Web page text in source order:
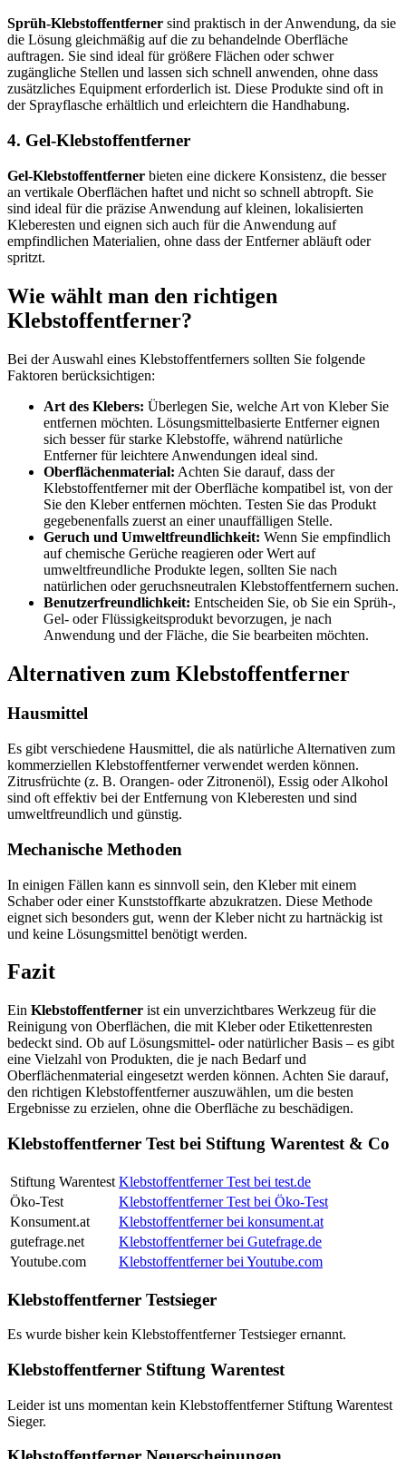
Sprüh-Klebstoffentferner sind praktisch in der Anwendung, da sie
die Lösung gleichmäßig auf die zu behandelnde Oberfläche
auftragen. Sie sind ideal für größere Flächen oder schwer
zugängliche Stellen und lassen sich schnell anwenden, ohne dass
zusätzliches Equipment erforderlich ist. Diese Produkte sind oft in
der Sprayflasche erhältlich und erleichtern die Handhabung.
4. Gel-Klebstoffentferner
Gel-Klebstoffentferner bieten eine dickere Konsistenz, die besser
an vertikale Oberflächen haftet und nicht so schnell abtropft. Sie
sind ideal für die präzise Anwendung auf kleinen, lokalisierten
Kleberesten und eignen sich auch für die Anwendung auf
empfindlichen Materialien, ohne dass der Entferner abläuft oder
spritzt.
Wie wählt man den richtigen
Klebstoffentferner?
Bei der Auswahl eines Klebstoffentferners sollten Sie folgende
Faktoren berücksichtigen:
Art des Klebers: Überlegen Sie, welche Art von Kleber Sie
entfernen möchten. Lösungsmittelbasierte Entferner eignen
sich besser für starke Klebstoffe, während natürliche
Entferner für leichtere Anwendungen ideal sind.
Oberflächenmaterial: Achten Sie darauf, dass der
Klebstoffentferner mit der Oberfläche kompatibel ist, von der
Sie den Kleber entfernen möchten. Testen Sie das Produkt
gegebenenfalls zuerst an einer unauffälligen Stelle.
Geruch und Umweltfreundlichkeit: Wenn Sie empfindlich
auf chemische Gerüche reagieren oder Wert auf
umweltfreundliche Produkte legen, sollten Sie nach
natürlichen oder geruchsneutralen Klebstoffentfernern suchen.
Benutzerfreundlichkeit: Entscheiden Sie, ob Sie ein Sprüh-,
Gel- oder Flüssigkeitsprodukt bevorzugen, je nach
Anwendung und der Fläche, die Sie bearbeiten möchten.
Alternativen zum Klebstoffentferner
Hausmittel
Es gibt verschiedene Hausmittel, die als natürliche Alternativen zum
kommerziellen Klebstoffentferner verwendet werden können.
Zitrusfrüchte (z. B. Orangen- oder Zitronenöl), Essig oder Alkohol
sind oft effektiv bei der Entfernung von Kleberesten und sind
umweltfreundlich und günstig.
Mechanische Methoden
In einigen Fällen kann es sinnvoll sein, den Kleber mit einem
Schaber oder einer Kunststoffkarte abzukratzen. Diese Methode
eignet sich besonders gut, wenn der Kleber nicht zu hartnäckig ist
und keine Lösungsmittel benötigt werden.
Fazit
Ein Klebstoffentferner ist ein unverzichtbares Werkzeug für die
Reinigung von Oberflächen, die mit Kleber oder Etikettenresten
bedeckt sind. Ob auf Lösungsmittel- oder natürlicher Basis – es gibt
eine Vielzahl von Produkten, die je nach Bedarf und
Oberflächenmaterial eingesetzt werden können. Achten Sie darauf,
den richtigen Klebstoffentferner auszuwählen, um die besten
Ergebnisse zu erzielen, ohne die Oberfläche zu beschädigen.
Klebstoffentferner Test bei Stiftung Warentest & Co
Stiftung Warentest Klebstoffentferner Test bei test.de
Öko-Test
Klebstoffentferner Test bei Öko-Test
Konsument.at
Klebstoffentferner bei konsument.at
gutefrage.net
Klebstoffentferner bei Gutefrage.de
Youtube.com
Klebstoffentferner bei Youtube.com
Klebstoffentferner Testsieger
Es wurde bisher kein Klebstoffentferner Testsieger ernannt.
Klebstoffentferner Stiftung Warentest
Leider ist uns momentan kein Klebstoffentferner Stiftung Warentest
Sieger.